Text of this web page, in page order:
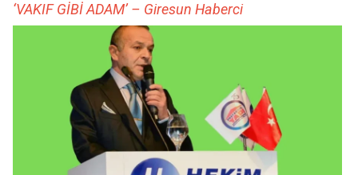
‘VAKIF GİBİ ADAM’ – Giresun Haberci